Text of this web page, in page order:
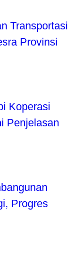
Transportasi
Provinsi
Koperasi
Penjelasan
Progres